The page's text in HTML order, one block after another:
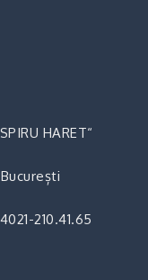
HARET“
210.41.65